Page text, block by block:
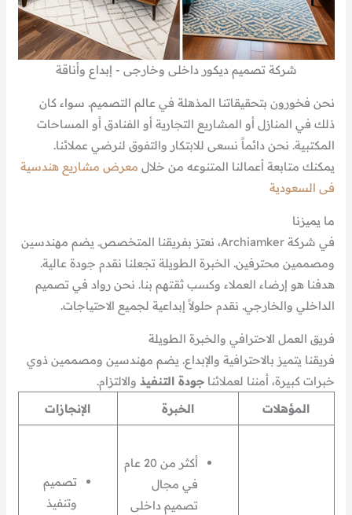
شركة تصميم ديكور داخلى وخارجى - إبداع وأناقة
نحن فخورون بتحقيقاتنا المذهلة في عالم التصميم. سواء كان
ذلك في المنازل أو المشاريع التجارية أو الفنادق أو المساحات
المكتبية. نحن دائماً نسعى للابتكار والتفوق لنرضي عملائنا.
يمكنك متابعة أعمالنا المتنوعه من خلال معرض مشاريع هندسية
فى السعودية
ما يميزنا
في شركة Archiamker، نعتز بفريقنا المتخصص. يضم مهندسين
ومصممين محترفين. الخبرة الطويلة تجعلنا نقدم جودة عالية.
هدفنا هو إرضاء العملاء وكسب ثقتهم بنا. نحن رواد في تصميم
الداخلي والخارجي. نقدم حلولاً إبداعية لجميع الاحتياجات.
فريق العمل الاحترافي والخبرة الطويلة
فريقنا يتميز بالاحترافية والإبداع. يضم مهندسين ومصممين ذوي
خبرات كبيرة، أمننا لعملائناجودة التنفيذ والالتزام.
المؤهلات
الخبرة الإنجازات
أكثر من 20 عام
في مجال
تصميم داخلى
تصميم
وتنفيذ